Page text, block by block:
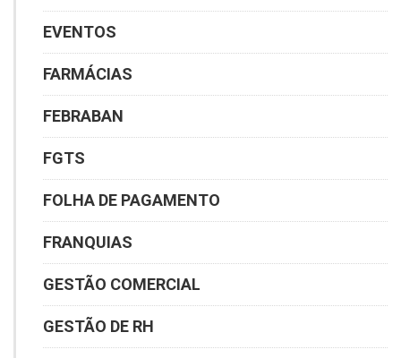
EVENTOS
FARMÁCIAS
FEBRABAN
FGTS
FOLHA DE PAGAMENTO
FRANQUIAS
GESTÃO COMERCIAL
GESTÃO DE RH